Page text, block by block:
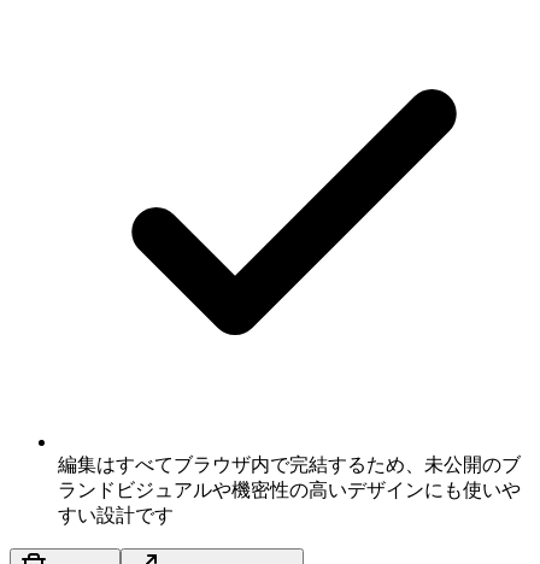
編集はすべてブラウザ内で完結するため、未公開のブ
ランドビジュアルや機密性の高いデザインにも使いや
すい設計です